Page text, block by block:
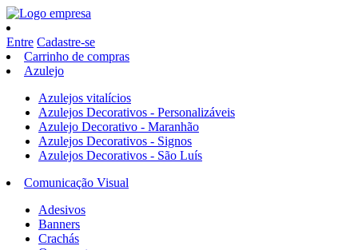
Entre Cadastre-se
Carrinho de compras
Azulejo
Azulejos vitalícios
Azulejos Decorativos - Personalizáveis
Azulejo Decorativo - Maranhão
Azulejos Decorativos - Signos
Azulejos Decorativos - São Luís
Comunicação Visual
Adesivos
Banners
Crachás